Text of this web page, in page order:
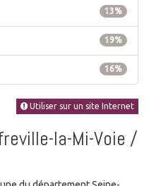
13%
19%
16%
Utiliser sur un site Internet
la-Mi-Voie /